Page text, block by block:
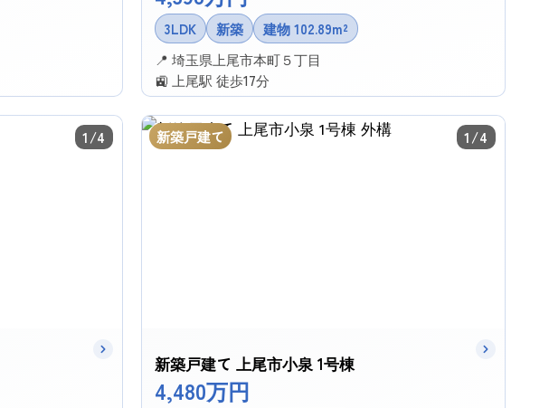
3LDK 新築
建物 102.89m²
📍 埼玉県上尾市本町５丁目
🚉 上尾駅 徒歩17分
✉ この物件に問い合わせる
1/4 新築戸建て 1/4
新築戸建て 上尾市小泉 1号棟
4,480万円